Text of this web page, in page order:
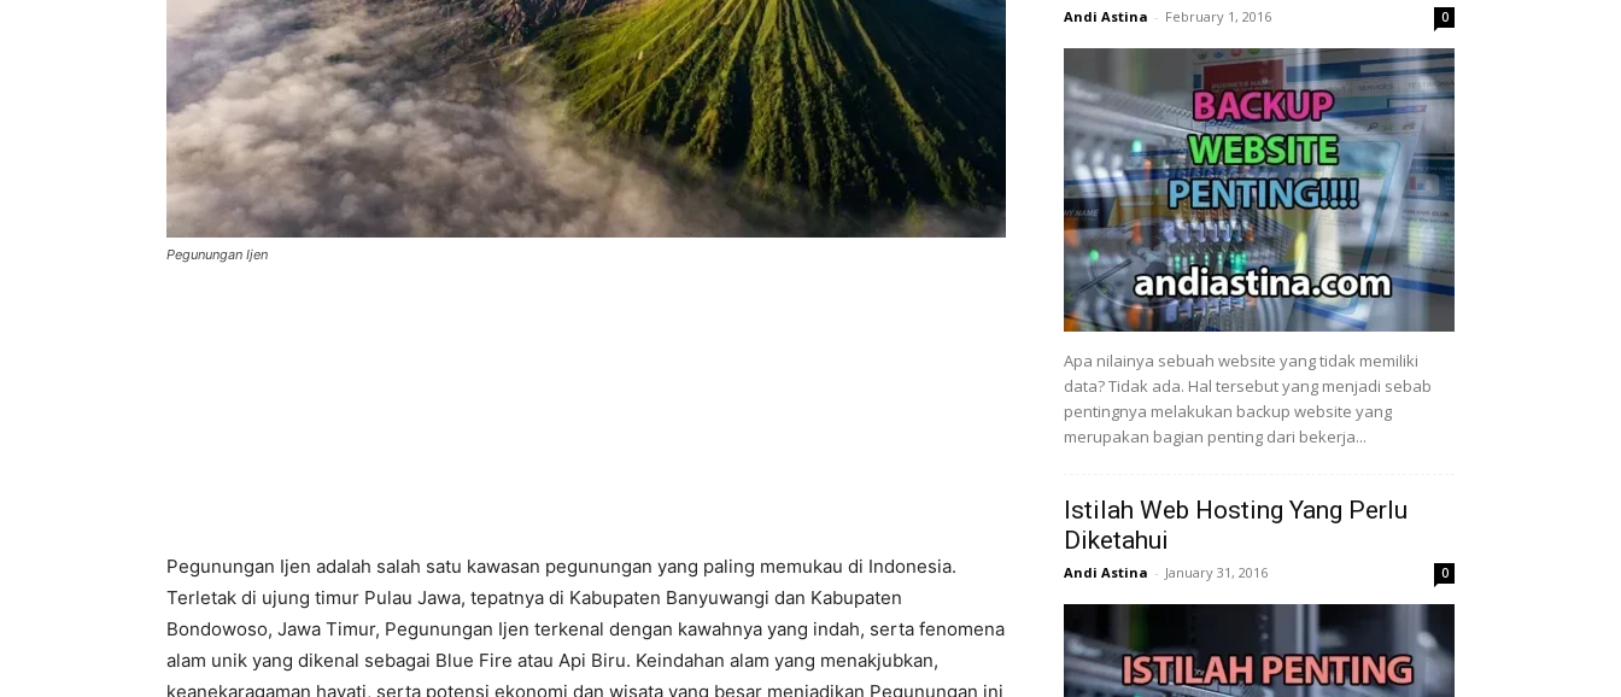
Pegunungan Ijen
Pegunungan Ijen adalah salah satu kawasan pegunungan yang paling memukau di Indonesia.
Terletak di ujung timur Pulau Jawa, tepatnya di Kabupaten Banyuwangi dan Kabupaten
Bondowoso, Jawa Timur, Pegunungan Ijen terkenal dengan kawahnya yang indah, serta fenomena
alam unik yang dikenal sebagai Blue Fire atau Api Biru. Keindahan alam yang menakjubkan,
keanekaragaman hayati, serta potensi ekonomi dan wisata yang besar menjadikan Pegunungan ini
Andi Astina - February 1, 2016 0
Apa nilainya sebuah website yang tidak memiliki
data? Tidak ada. Hal tersebut yang menjadi sebab
pentingnya melakukan backup website yang
merupakan bagian penting dari bekerja...
Istilah Web Hosting Yang Perlu
Diketahui
Andi Astina - January 31, 2016 0